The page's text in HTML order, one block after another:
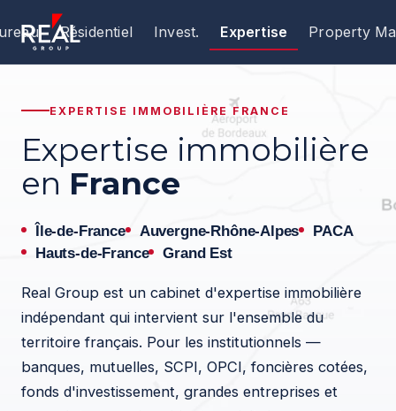
Résidentiel Invest. Expertise Property
EXPERTISE IMMOBILIÈRE FRANCE
Expertise immobilière
en France
Île-de-France Auvergne-Rhône-Alpes
PACA
Hauts-de-France
Grand Est
Real Group est un cabinet d'expertise immobilière
indépendant qui intervient sur l'ensemble du
territoire français. Pour les institutionnels —
banques, mutuelles, SCPI, OPCI, foncières cotées,
fonds d'investissement, grandes entreprises et